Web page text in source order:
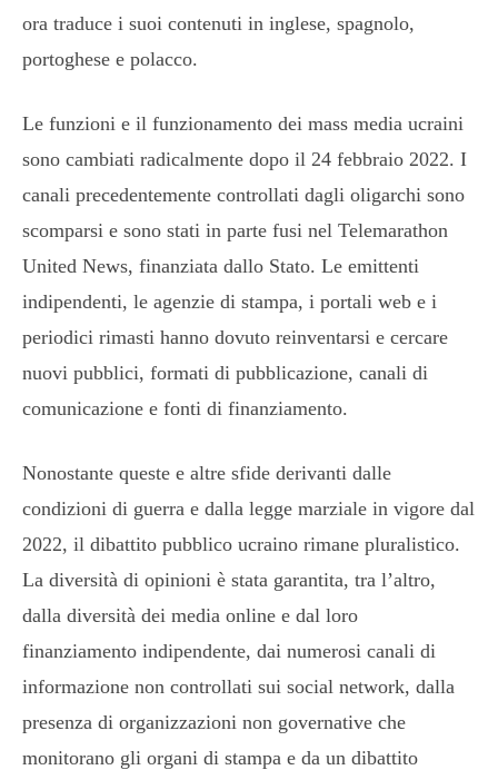
ora traduce i suoi contenuti in inglese, spagnolo,
portoghese e polacco.
Le funzioni e il funzionamento dei mass media ucraini
sono cambiati radicalmente dopo il 24 febbraio 2022. I
canali precedentemente controllati dagli oligarchi sono
scomparsi e sono stati in parte fusi nel Telemarathon
United News, finanziata dallo Stato. Le emittenti
indipendenti, le agenzie di stampa, i portali web e i
periodici rimasti hanno dovuto reinventarsi e cercare
nuovi pubblici, formati di pubblicazione, canali di
comunicazione e fonti di finanziamento.
Nonostante queste e altre sfide derivanti dalle
condizioni di guerra e dalla legge marziale in vigore dal
2022, il dibattito pubblico ucraino rimane pluralistico.
La diversità di opinioni è stata garantita, tra l’altro,
dalla diversità dei media online e dal loro
finanziamento indipendente, dai numerosi canali di
informazione non controllati sui social network, dalla
presenza di organizzazioni non governative che
monitorano gli organi di stampa e da un dibattito